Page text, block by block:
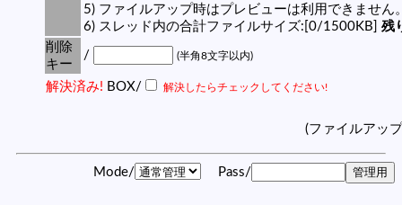
5) ファイルアップ時はプレビューは利用できません
6) スレッド内の合計ファイルサイズ:[0/1500KB] 残
削除
キー
/ (半角8文字以内)
解決済み! BOX/ 解決したらチェックしてください!
(ファイルアッ
Mode/ Pass/